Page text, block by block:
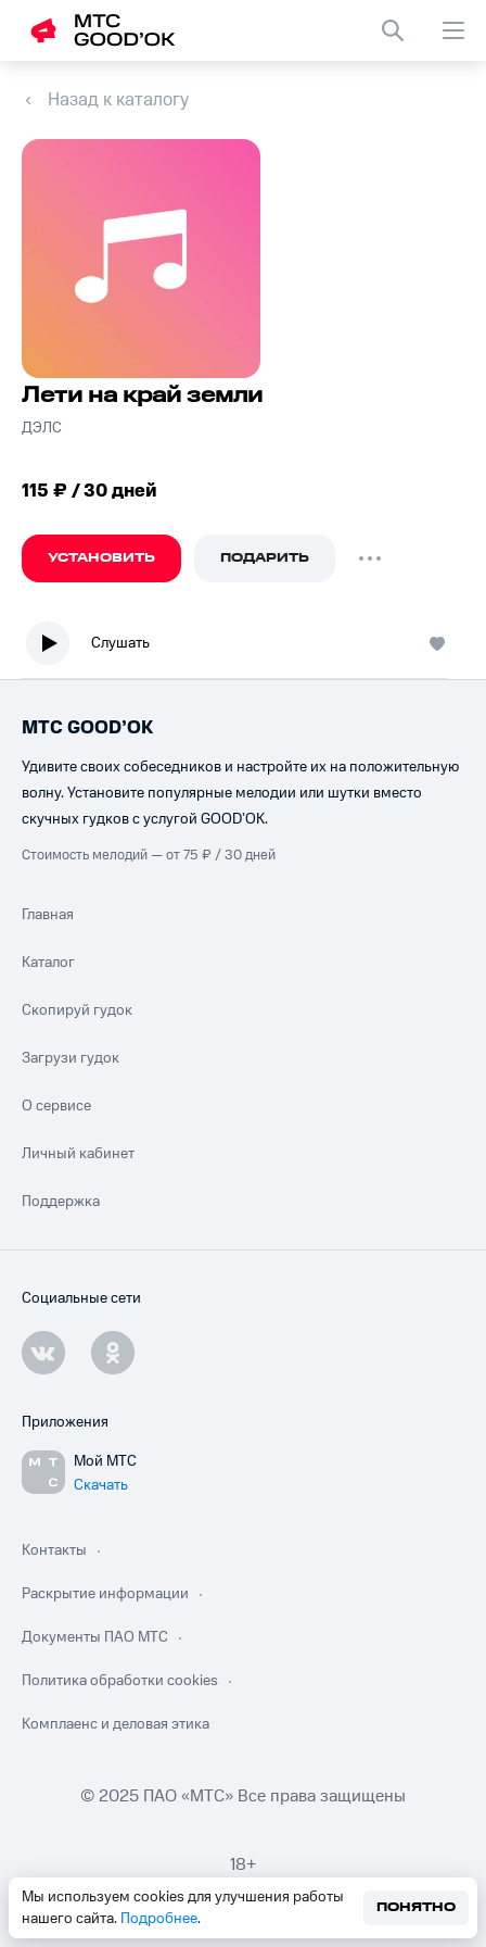
Назад к каталогу
Лети на край земли
ДЭЛС
115 ₽ / 30 дней
УСТАНОВИТЬ ПОДАРИТЬ
Слушать
Мы используем cookies для улучшения работы
нашего сайта. Подробнее.
ПОНЯТНО
МТС GOOD’OK
Удивите своих собеседников и настройте их на положительную
волну. Установите популярные мелодии или шутки вместо
скучных гудков с услугой GOOD’OK.
Стоимость мелодий — от 75 ₽ / 30 дней
Главная
Каталог
Скопируй гудок
Загрузи гудок
О сервисе
Личный кабинет
Поддержка
Социальные сети
Приложения
Мой МТС
Скачать
Контакты
Раскрытие информации
Документы ПАО МТС
Политика обработки cookies
Комплаенс и деловая этика
© 2025 ПАО «МТС» Все права защищены
18+